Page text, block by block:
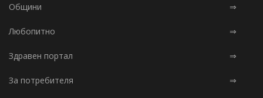
Общини ⇒
Любопитно ⇒
Здравен портал ⇒
За потребителя ⇒